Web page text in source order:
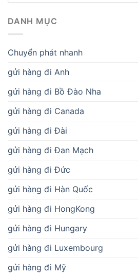
DANH MỤC
Chuyển phát nhanh
gửi hàng đi Anh
gửi hàng đi Bồ Đào Nha
gửi hàng đi Canada
gửi hàng đi Đài
gửi hàng đi Đan Mạch
gửi hàng đi Đức
gửi hàng đi Hàn Quốc
gửi hàng đi HongKong
gửi hàng đi Hungary
gửi hàng đi Luxembourg
gửi hàng đi Mỹ